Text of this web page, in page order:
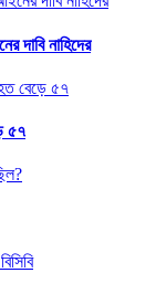
দাবি নাহিদের
৫৭